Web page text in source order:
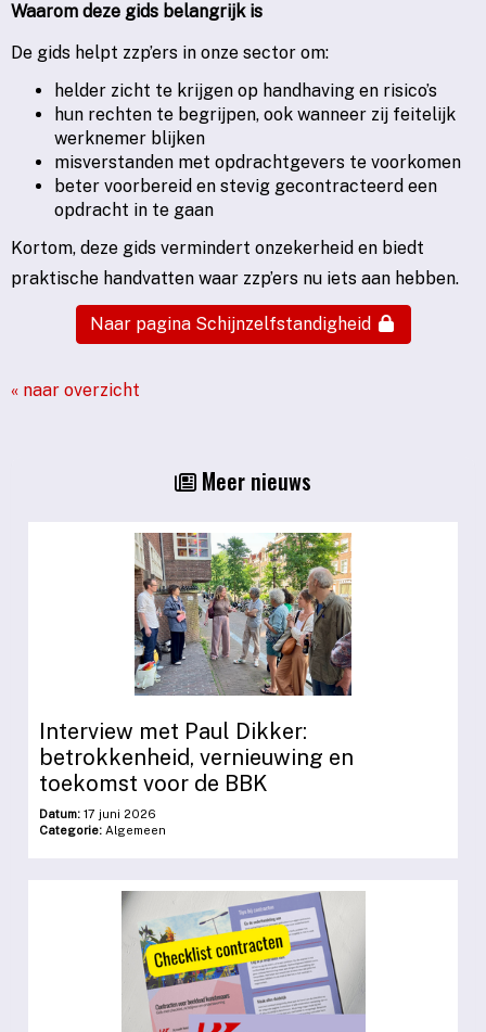
Waarom deze gids belangrijk is
De gids helpt zzp’ers in onze sector om:
helder zicht te krijgen op handhaving en risico’s
hun rechten te begrijpen, ook wanneer zij feitelijk
werknemer blijken
misverstanden met opdrachtgevers te voorkomen
beter voorbereid en stevig gecontracteerd een
opdracht in te gaan
Kortom, deze gids vermindert onzekerheid en biedt
praktische handvatten waar zzp’ers nu iets aan hebben.
Naar pagina Schijnzelfstandigheid
« naar overzicht
Meer nieuws
Interview met Paul Dikker:
betrokkenheid, vernieuwing en
toekomst voor de BBK
Datum: 17 juni 2026
Categorie: Algemeen